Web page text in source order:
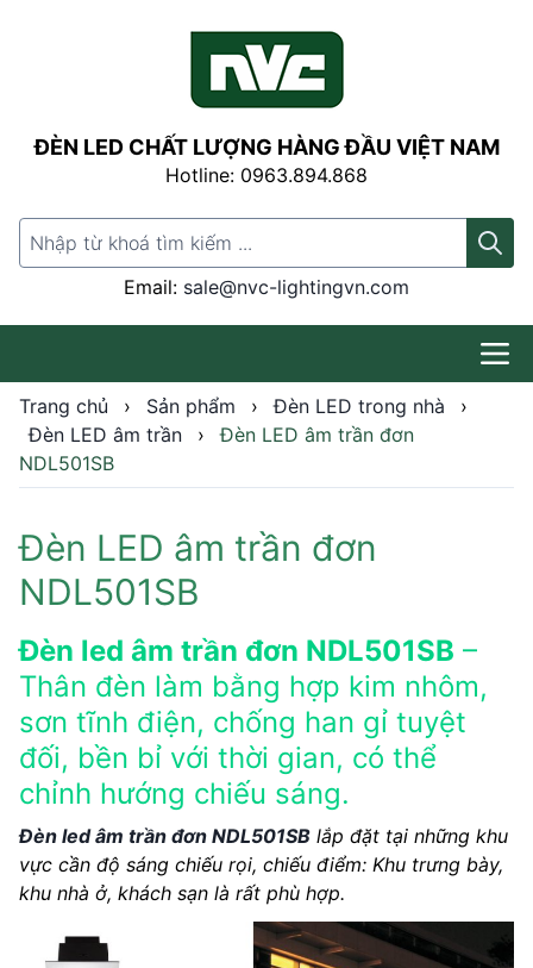
ĐÈN LED CHẤT LƯỢNG HÀNG ĐẦU VIỆT NAM
Hotline: 0963.894.868
Search for:
Email: sale@nvc-lightingvn.com
Trang chủ › Sản phẩm › Đèn LED trong nhà
›
Đèn LED âm trần
›
Đèn LED âm trần đơn
NDL501SB
Đèn LED âm trần đơn
NDL501SB
Đèn led âm trần đơn NDL501SB –
Thân đèn làm bằng hợp kim nhôm,
sơn tĩnh điện, chống han gỉ tuyệt
đối, bền bỉ với thời gian, có thể
chỉnh hướng chiếu sáng.
Đèn led âm trần đơn NDL501SB lắp đặt tại những khu
vực cần độ sáng chiếu rọi, chiếu điểm: Khu trưng bày,
khu nhà ở, khách sạn là rất phù hợp.